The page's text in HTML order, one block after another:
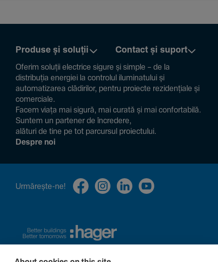
Produse și soluții Contact și suport
Oferim soluții electrice sigure și simple – de la
distribuția energiei la controlul ilumi­na­tului și
auto­ma­ti­zarea clădi­rilor, pentru proiecte rezi­den­țiale și
comer­ciale.
Facem viața mai sigură, mai curată și mai confor­ta­bilă.
Suntem un partener de încre­dere,
alături de tine pe tot parcursul proiec­tului.
Despre noi
Urmă­rește-ne!